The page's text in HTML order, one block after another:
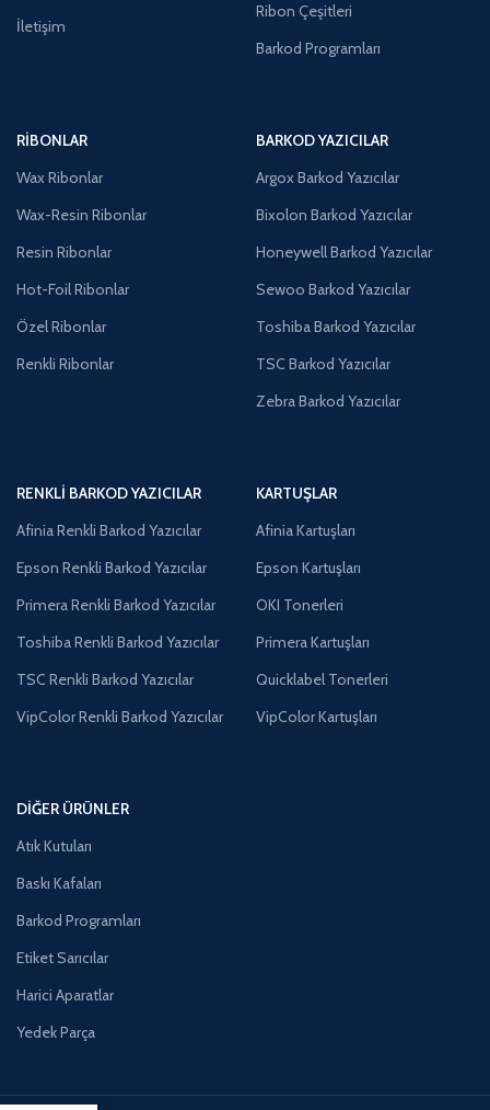
İletişim
Ribon Çeşitleri
Barkod Programları
RIBONLAR
Wax Ribonlar
Wax-Resin Ribonlar
Resin Ribonlar
Hot-Foil Ribonlar
Özel Ribonlar
Renkli Ribonlar
BARKOD YAZICILAR
Argox Barkod Yazıcılar
Bixolon Barkod Yazıcılar
Honeywell Barkod Yazıcılar
Sewoo Barkod Yazıcılar
Toshiba Barkod Yazıcılar
TSC Barkod Yazıcılar
Zebra Barkod Yazıcılar
RENKLI BARKOD YAZICILAR
Afinia Renkli Barkod Yazıcılar
Epson Renkli Barkod Yazıcılar
Primera Renkli Barkod Yazıcılar
Toshiba Renkli Barkod Yazıcılar
TSC Renkli Barkod Yazıcılar
VipColor Renkli Barkod Yazıcılar
KARTUŞLAR
Afinia Kartuşları
Epson Kartuşları
OKI Tonerleri
Primera Kartuşları
Quicklabel Tonerleri
VipColor Kartuşları
DIĞER ÜRÜNLER
Atık Kutuları
Baskı Kafaları
Barkod Programları
Etiket Sarıcılar
Harici Aparatlar
Yedek Parça